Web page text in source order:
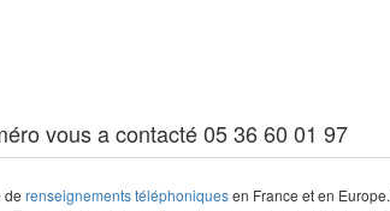
vous a contacté 05 36 60 01 97
de renseignements téléphoniquesen France et en